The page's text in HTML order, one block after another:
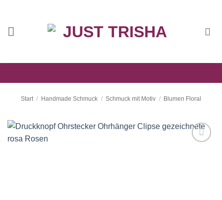
springen
Start / Handmade Schmuck / Schmuck mit Motiv / Blumen Floral